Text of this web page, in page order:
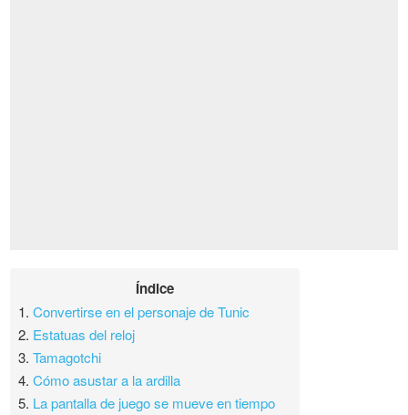
Índice
1.Convertirse en el personaje de Tunic
2. Estatuas del reloj
3.Tamagotchi
4.Cómo asustar a la ardilla
5. La pantalla de juego se mueve en tiempo